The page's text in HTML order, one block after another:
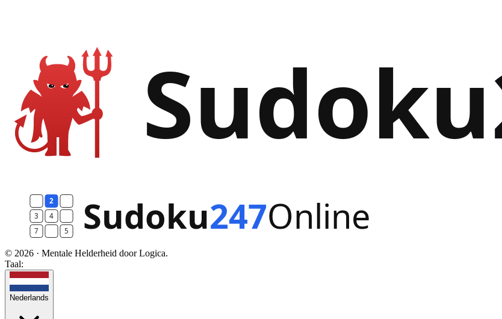
© 2026 · Mentale Helderheid door Logica.
Taal:
Nederlands